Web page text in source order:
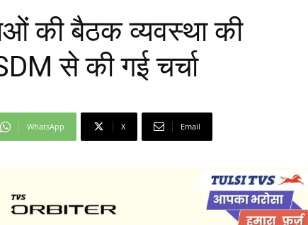
Network
की बैठक व्यवस्था की
से की गई चर्चा
WhatsApp X Email